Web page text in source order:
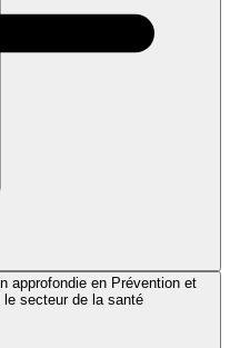
approfondie en Prévention et
secteur de la santé